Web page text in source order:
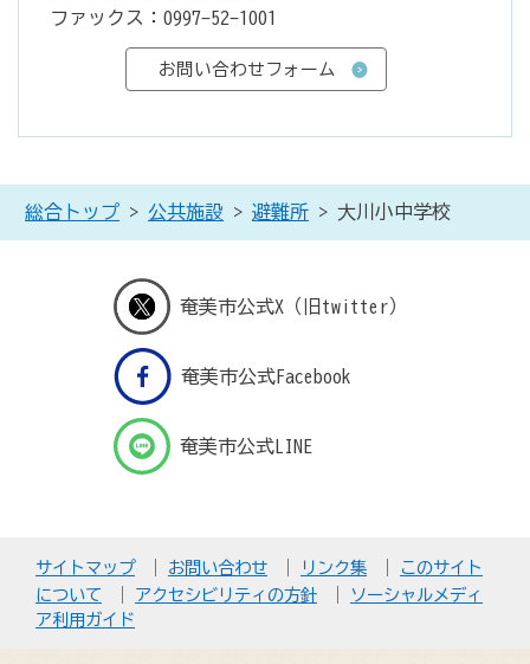
ファックス：0997-52-1001
総合トップ > 公共施設 > 避難所 > 大川小中学校
奄美市公式X（旧twitter）
奄美市公式Facebook
奄美市公式LINE
サイトマップ お問い合わせ リンク集
このサイト
について
アクセシビリティの方針
ソーシャルメディ
ア利用ガイド